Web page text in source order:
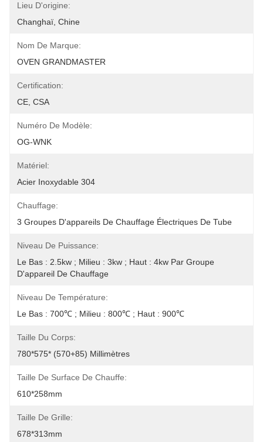
Lieu D'origine:
Changhaï, Chine
Nom De Marque:
OVEN GRANDMASTER
Certification:
CE, CSA
Numéro De Modèle:
OG-WNK
Matériel:
Acier Inoxydable 304
Chauffage:
3 Groupes D'appareils De Chauffage Électriques De Tube
Niveau De Puissance:
Le Bas : 2.5kw ; Milieu : 3kw ; Haut : 4kw Par Groupe
D'appareil De Chauffage
Niveau De Température:
Le Bas : 700℃ ; Milieu : 800℃ ; Haut : 900℃
Taille Du Corps:
780*575* (570+85) Millimètres
Taille De Surface De Chauffe:
610*258mm
Taille De Grille:
678*313mm